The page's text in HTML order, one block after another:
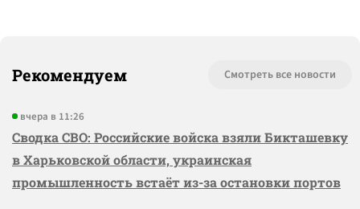
Рекомендуем Смотреть все новости
вчера в 11:26
Сводка СВО: Российские войска взяли Бикташевку
в Харьковской области, украинская
промышленность встаёт из-за остановки портов